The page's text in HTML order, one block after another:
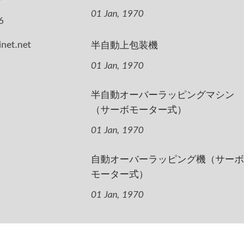
01 Jan, 1970
半自動上包装機
01 Jan, 1970
半自動オーバーラッピングマシン
（サーボモーター式）
01 Jan, 1970
自動オーバーラッピング機（サーボ
モーター式）
01 Jan, 1970